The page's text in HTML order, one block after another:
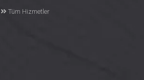
Tüm Hizmetler